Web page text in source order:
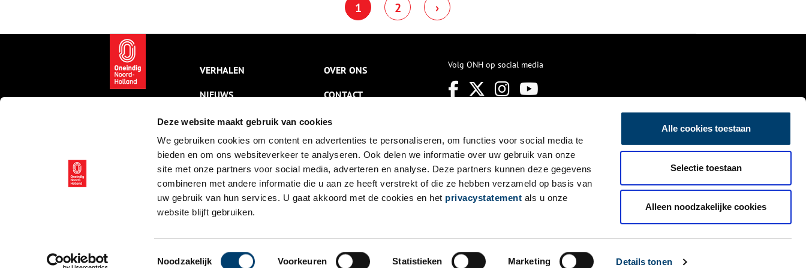
Deze website maakt gebruik van cookies
We gebruiken cookies om content en advertenties te personaliseren, om functies voor social media te
bieden en om ons websiteverkeer te analyseren. Ook delen we informatie over uw gebruik van onze
site met onze partners voor social media, adverteren en analyse. Deze partners kunnen deze gegevens
combineren met andere informatie die u aan ze heeft verstrekt of die ze hebben verzameld op basis van
uw gebruik van hun services. U gaat akkoord met de cookies en het privacystatement als u onze
website blijft gebruiken.
Toestemmingsselectie
Noodzakelijk Voorkeuren Statistieken Marketing Details tonen
Alle cookies toestaan
Selectie toestaan
Alleen noodzakelijke cookies
verbindt en verrijkt het festival
bewoners en bezoekers in
jubileumjaar Amsterdam750.
1 2 ›
VERHALEN
NIEUWS
KALENDER
THEMA’S
ACTIVITEITEN
VIDEO’S
OVER ONS
CONTACT
NIEUWSBRIEF
DISCLAIMER
PRIVACY
TOEGANKELIJKHEID
Volg ONH op social media